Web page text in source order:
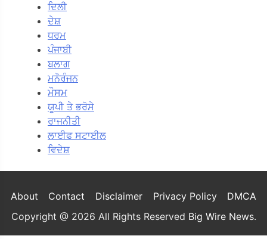
ਦਿਲੀ
ਦੇਸ਼
ਧਰਮ
ਪੰਜਾਬੀ
ਬਲਾਗ
ਮਨੋਰੰਜਨ
ਮੌਸਮ
ਯੂਪੀ ਤੇ ਭਰੋਸੇ
ਰਾਜਨੀਤੀ
ਲਾਈਫ ਸਟਾਈਲ
ਵਿਦੇਸ਼
About Contact Disclaimer Privacy Policy
DMCA
Copyright @ 2026 All Rights Reserved Big Wire News.